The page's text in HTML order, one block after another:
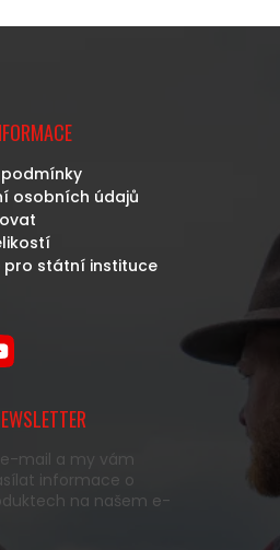
osobních údajů
pro státní instituce
mail a my vám
informace o
na našem e-